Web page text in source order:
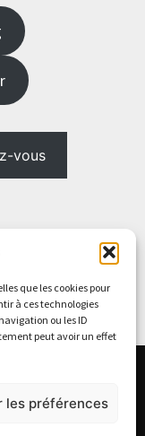
que les cookies pour
à ces technologies
ou les ID
peut avoir un effet
les préférences
vous